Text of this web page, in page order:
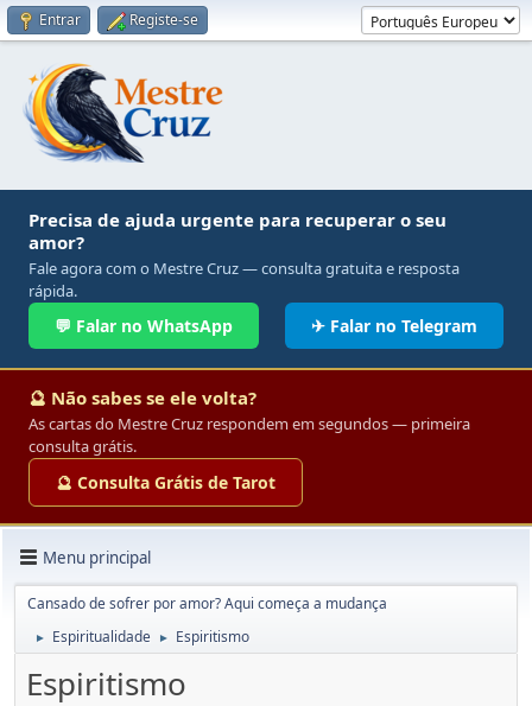
Entrar Registe-se
Precisa de ajuda urgente para recuperar o seu
amor?
Fale agora com o Mestre Cruz — consulta gratuita e resposta
rápida.
💬 Falar no WhatsApp ✈ Falar no Telegram
🔮 Não sabes se ele volta?
As cartas do Mestre Cruz respondem em segundos — primeira
consulta grátis.
🔮 Consulta Grátis de Tarot
Menu principal
Cansado de sofrer por amor? Aqui começa a mudança
► Espiritualidade ► Espiritismo
Espiritismo